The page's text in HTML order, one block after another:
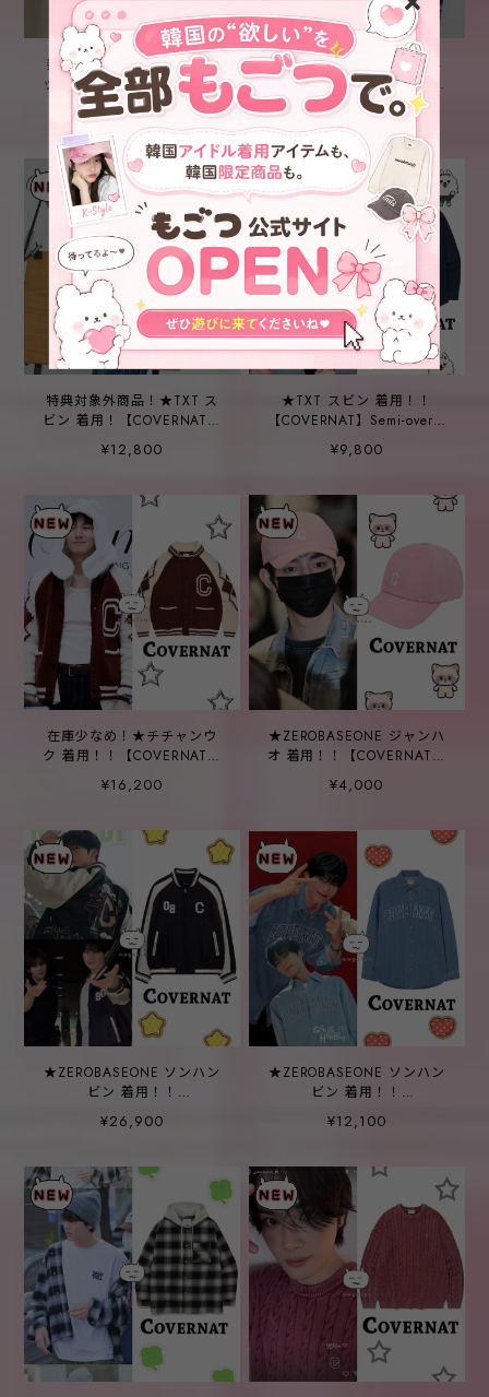
数量限定スビンインセンネ
ッコ特典！★TXT スビン 着
用！【COVERNAT】
Archigo Half Zip-Up
Sweatshirt _4color
¥8,800
数量限定スビンインセンネ
ッコ特典！★TXT スビン 着
用！【COVERNAT】
Oversized Fit Hoodie
Checkered Shirt _ Dark
Blue
¥16,050
特典対象外商品！★TXT ス
ビン 着用！【COVERNAT】
New Authentic Backpack
31L Black
¥12,800
★TXT スビン 着用！！
【COVERNAT】Semi-overfit
washed denim shirt indigo
¥9,800
在庫少なめ！★チチャンウ
ク 着用！！【COVERNAT】
Cowichan cardigan red
¥16,200
★ZEROBASEONE ジャンハ
オ 着用！！【COVERNAT】
[Standard Fit] Small C
Logo Pigment Ball Cap
¥4,000
★ZEROBASEONE ソンハン
ビン 着用！！
【COVERNAT】COLLEGE
SOUVENIR SUKAJAN
¥26,900
★ZEROBASEONE ソンハン
ビン 着用！！
【COVERNAT】Arch logo
denim shirt blue
¥12,100